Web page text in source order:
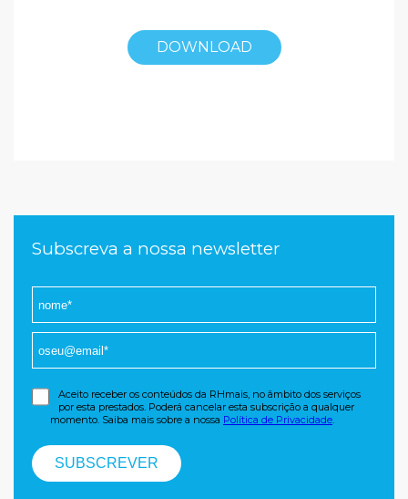
DOWNLOAD
Subscreva a nossa newsletter
Aceito receber os conteúdos da RHmais, no âmbito dos serviços
por esta prestados. Poderá cancelar esta subscrição a qualquer
momento. Saiba mais sobre a nossa Política de Privacidade.